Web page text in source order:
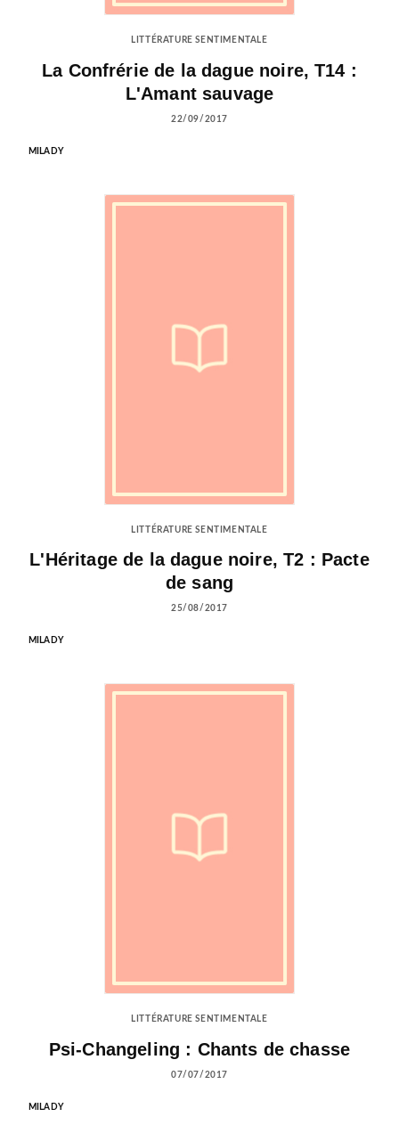
LITTÉRATURE SENTIMENTALE
La Confrérie de la dague noire, T14 :
L'Amant sauvage
22/09/2017
MILADY
LITTÉRATURE SENTIMENTALE
L'Héritage de la dague noire, T2 : Pacte
de sang
25/08/2017
MILADY
LITTÉRATURE SENTIMENTALE
Psi-Changeling : Chants de chasse
07/07/2017
MILADY